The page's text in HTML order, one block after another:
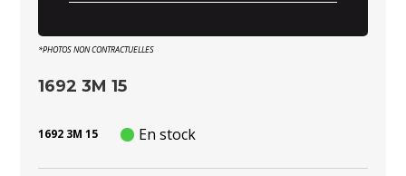
*PHOTOS NON CONTRACTUELLES
1692 3M 15
1692 3M 15 En stock